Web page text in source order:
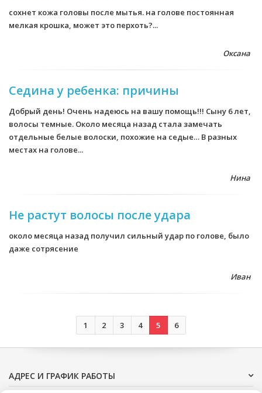
сохнет кожа головы после мытья. на голове постоянная
мелкая крошка, может это перхоть?...
Оксана
Седина у ребенка: причины
Добрый день! Очень надеюсь на вашу помощь!!! Сыну 6 лет,
волосы темные. Около месяца назад стала замечать
отдельные белые волоски, похожие на седые… В разных
местах на голове...
Нина
Не растут волосы после удара
около месяца назад получил сильный удар по голове, было
даже сотрясение
Иван
1 2 3 4 5 6
АДРЕС И ГРАФИК РАБОТЫ